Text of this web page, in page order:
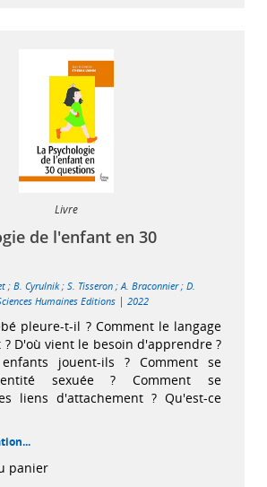
Livre
de l'enfant en 30
; B. Cyrulnik; S. Tisseron ; A. Braconnier; D.
Humaines Editions | 2022
pleure-t-il ? Comment le langage
D'où vient le besoin d'apprendre ?
jouent-ils ? Comment se
sexuée ? Comment se
liens d'attachement ? Qu'est-ce
panier